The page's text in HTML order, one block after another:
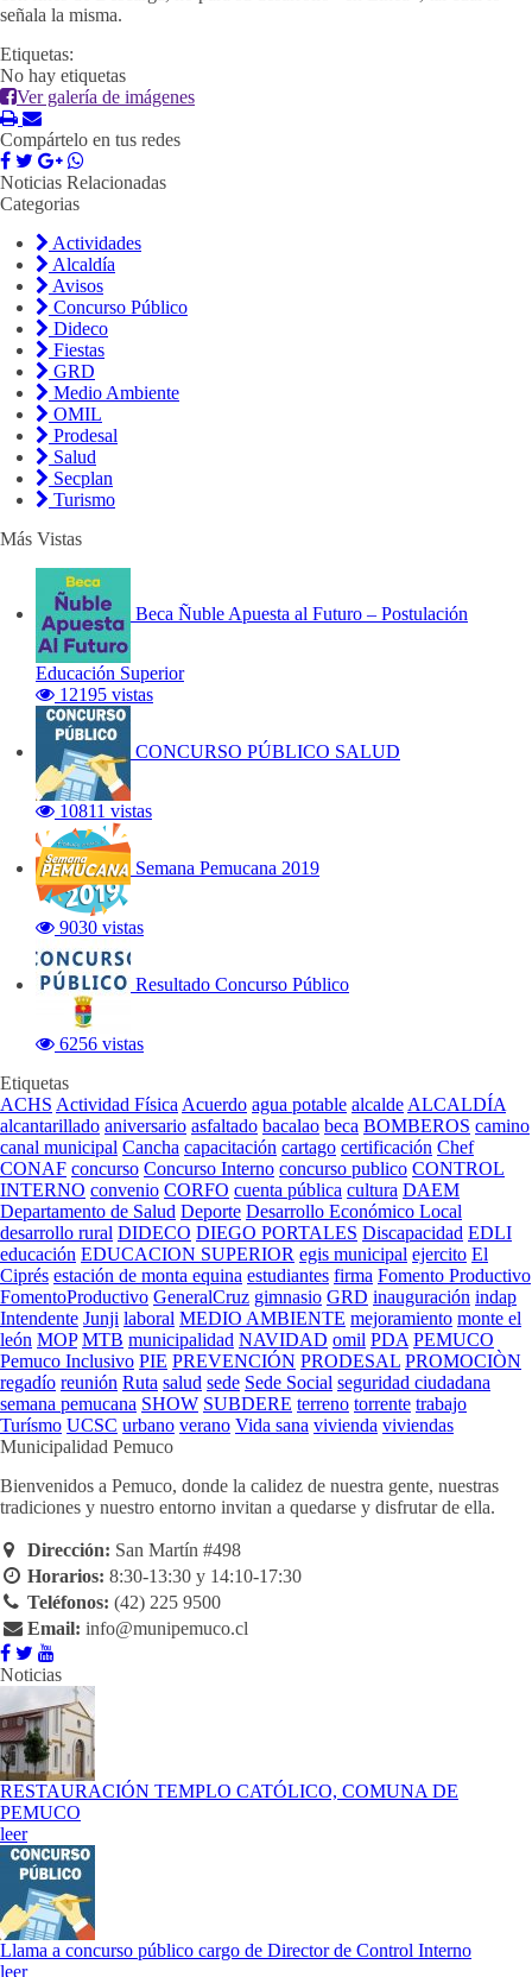
señala la misma.
Etiquetas:
No hay etiquetas
Ver galería de imágenes
Compártelo en tus redes
Noticias Relacionadas
Categorias
Actividades
Alcaldía
Avisos
Concurso Público
Dideco
Fiestas
GRD
Medio Ambiente
OMIL
Prodesal
Salud
Secplan
Turismo
Más Vistas
Beca Ñuble Apuesta al Futuro – Postulación
Educación Superior
12195 vistas
CONCURSO PÚBLICO SALUD
10811 vistas
Semana Pemucana 2019
9030 vistas
Resultado Concurso Público
6256 vistas
Etiquetas
ACHS Actividad FísicaAcuerdo agua potable alcaldeALCALDÍA
alcantarillado aniversario asfaltado bacalao beca BOMBEROS camino
canal municipal Cancha capacitación cartago certificación Chef
CONAF concurso Concurso Interno concurso publico CONTROL
INTERNO convenio CORFO cuenta pública cultura DAEM
Departamento de Salud Deporte Desarrollo Económico Local
desarrollo rural DIDECO DIEGO PORTALES Discapacidad EDLI
educación EDUCACION SUPERIOR egis municipal ejercito El
Ciprés estación de monta equina estudiantes firma Fomento Productivo
FomentoProductivo GeneralCruz gimnasio GRD inauguración indap
Intendente Junji laboral MEDIO AMBIENTE mejoramiento monte el
león MOP MTB municipalidad NAVIDAD omil PDA PEMUCO
Pemuco Inclusivo PIE PREVENCIÓN PRODESAL PROMOCIÒN
regadío reunión Ruta salud sede Sede Social seguridad ciudadana
semana pemucana SHOW SUBDERE terreno torrente trabajo
Turísmo UCSC urbano verano Vida sana vivienda viviendas
Municipalidad Pemuco
Bienvenidos a Pemuco, donde la calidez de nuestra gente, nuestras
tradiciones y nuestro entorno invitan a quedarse y disfrutar de ella.
Dirección: San Martín #498
Horarios: 8:30-13:30 y 14:10-17:30
Teléfonos: (42) 225 9500
Email: info@munipemuco.cl
Noticias
RESTAURACIÓN TEMPLO CATÓLICO, COMUNA DE
PEMUCO
leer
Llama a concurso público cargo de Director de Control Interno
leer